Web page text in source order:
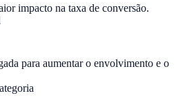
impacto na taxa de conversão.
para aumentar o envolvimento e o